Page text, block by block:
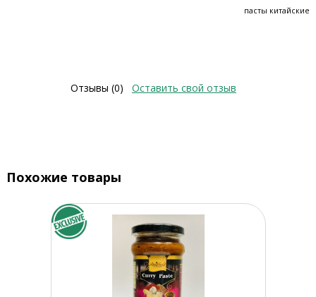
пасты китайские
Отзывы (0) Оставить свой отзыв
Похожие товары